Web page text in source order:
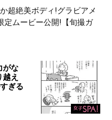
超絶美ボディ!グラビアメ
定ムービー公開!【旬撮ガ
がな
え
ぎる